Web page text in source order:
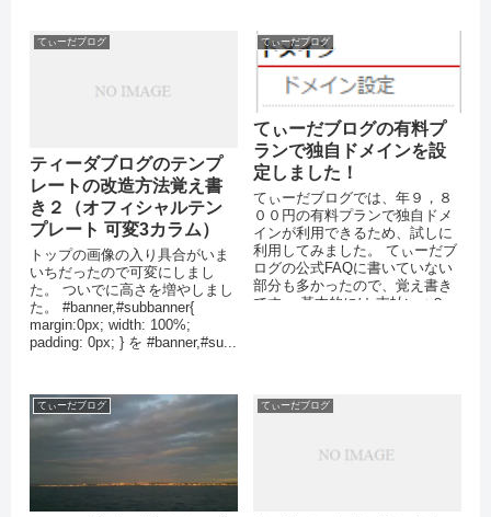
てぃーだブログ
ティーダブログのテンプ
レートの改造方法覚え書
き２（オフィシャルテン
プレート 可変3カラム）
トップの画像の入り具合がいま
いちだったので可変にしまし
た。 ついでに高さを増やしまし
た。 #banner,#subbanner{
margin:0px; width: 100%;
padding: 0px; } を #banner,#su...
てぃーだブログ
てぃーだブログの有料プ
ランで独自ドメインを設
定しました！
てぃーだブログでは、年９，８
００円の有料プランで独自ドメ
インが利用できるため、試しに
利用してみました。 てぃーだブ
ログの公式FAQに書いていない
部分も多かったので、覚え書き
です。 基本的には 支払い ↓２～
てぃーだブログ てぃーだブログ